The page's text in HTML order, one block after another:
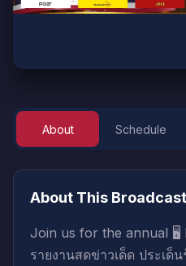
Sign in
About Schedule
About This Broadcast
Join us for the annual 🖥️
รายงานสดข่าวเด็ด ประเ